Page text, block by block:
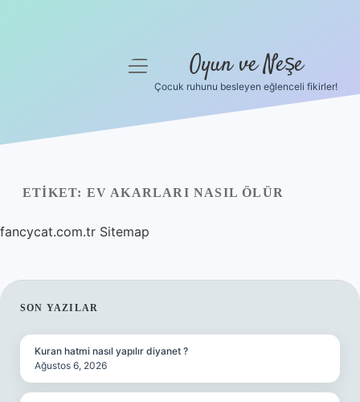
Yasal Uyarı
Hakkımızda
menüyü
Oyun ve Neşe
Çocuk ruhunu besleyen eğlenceli fikirler!
ETIKET: EV AKARLARI NASIL ÖLÜR
fancycat.com.tr Sitemap
SIDEBAR
SON YAZILAR
Kuran hatmi nasıl yapılır diyanet ?
Ağustos 6, 2026